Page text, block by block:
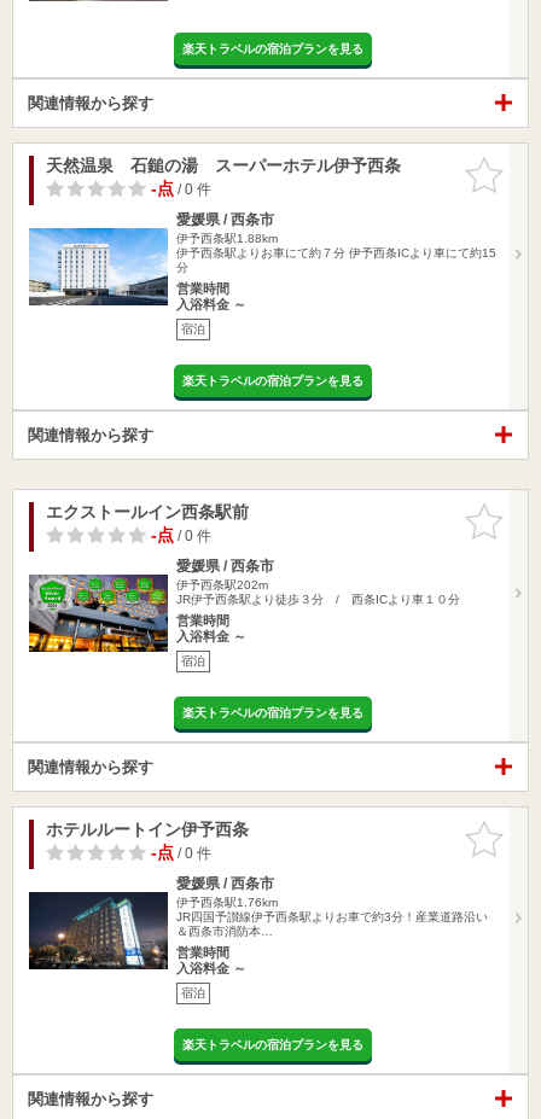
楽天トラベルの宿泊プランを見る
関連情報から探す
お気に入
りに追加
天然温泉 石鎚の湯 スーパーホテル伊予西条
-点/ 0 件
愛媛県 / 西条市
伊予西条駅1.88km
伊予西条駅よりお車にて約７分 伊予西条ICより車にて約15
分
営業時間
入浴料金 ～
宿泊
楽天トラベルの宿泊プランを見る
関連情報から探す
お気に入
りに追加
エクストールイン西条駅前
-点/ 0 件
愛媛県 / 西条市
伊予西条駅202m
JR伊予西条駅より徒歩３分 / 西条ICより車１０分
営業時間
入浴料金 ～
宿泊
楽天トラベルの宿泊プランを見る
関連情報から探す
お気に入
りに追加
ホテルルートイン伊予西条
-点/ 0 件
愛媛県 / 西条市
伊予西条駅1.76km
JR四国予讃線伊予西条駅よりお車で約3分！産業道路沿い
＆西条市消防本…
営業時間
入浴料金 ～
宿泊
楽天トラベルの宿泊プランを見る
関連情報から探す